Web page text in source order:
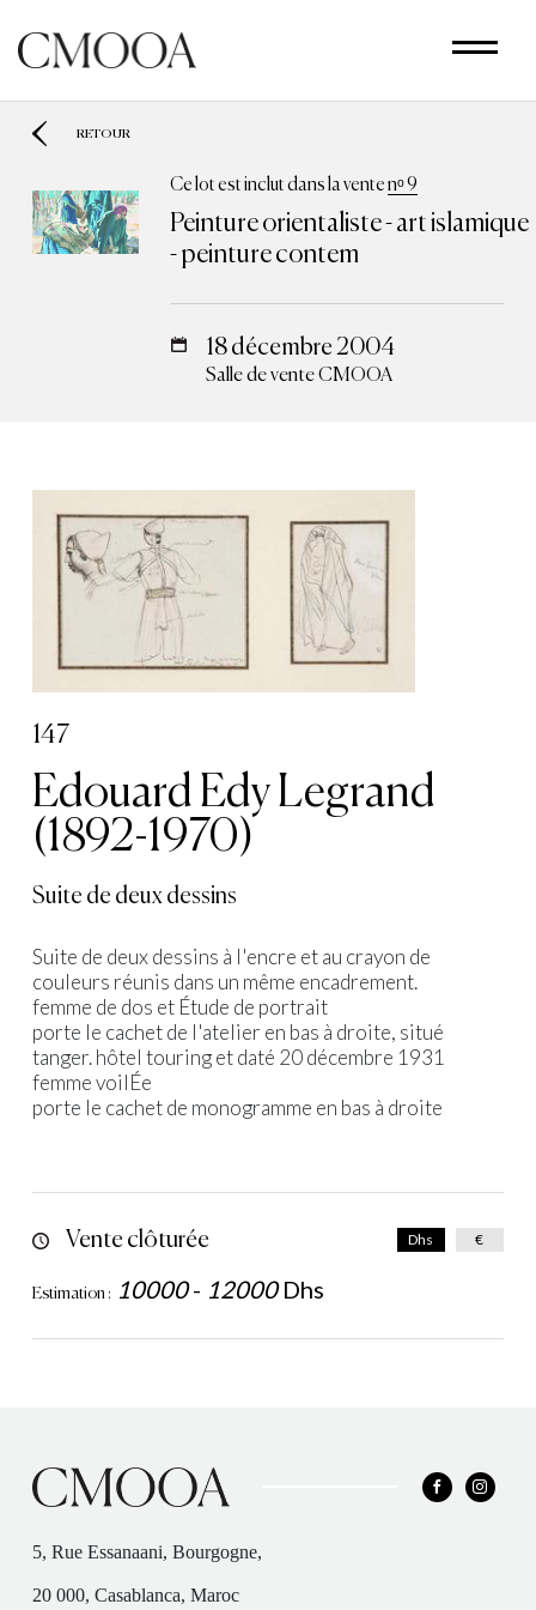
contenu
principal
RETOUR
Ce lot est inclut dans la ventenᵒ 9
Peinture orientaliste - art islamique
- peinture contem
18 décembre 2004
Salle de vente CMOOA
147
Edouard Edy Legrand
(1892-1970)
Suite de deux dessins
Suite de deux dessins à l'encre et au crayon de
couleurs réunis dans un même encadrement.
femme de dos et Étude de portrait
porte le cachet de l'atelier en bas à droite, situé
tanger. hôtel touring et daté 20 décembre 1931
femme voilÉe
porte le cachet de monogramme en bas à droite
Vente clôturée
Estimation : 10000- 12000 Dhs
Dhs €
5, Rue Essanaani, Bourgogne,
20 000, Casablanca, Maroc